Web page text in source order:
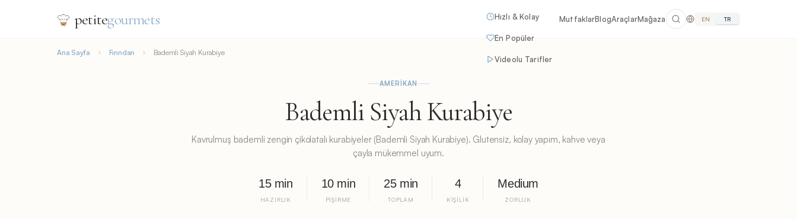
petitegourmets Hızlı & Kolay
En Popüler
Videolu Tarifler
MutfaklarBlogAraçlarMağaza EN TR
Ana Sayfa Fırından Bademli Siyah Kurabiye
AMERIKAN
Bademli Siyah Kurabiye
Kavrulmuş bademli zengin çikolatalı kurabiyeler (Bademli Siyah Kurabiye). Glutensiz, kolay yapım, kahve veya
çayla mükemmel uyum.
15 min
HAZIRLIK
10 min
PIŞIRME
25 min
TOPLAM
4
KIŞILIK
Medium
ZORLUK